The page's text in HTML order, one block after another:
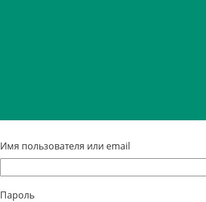
Имя пользователя или email
Пароль